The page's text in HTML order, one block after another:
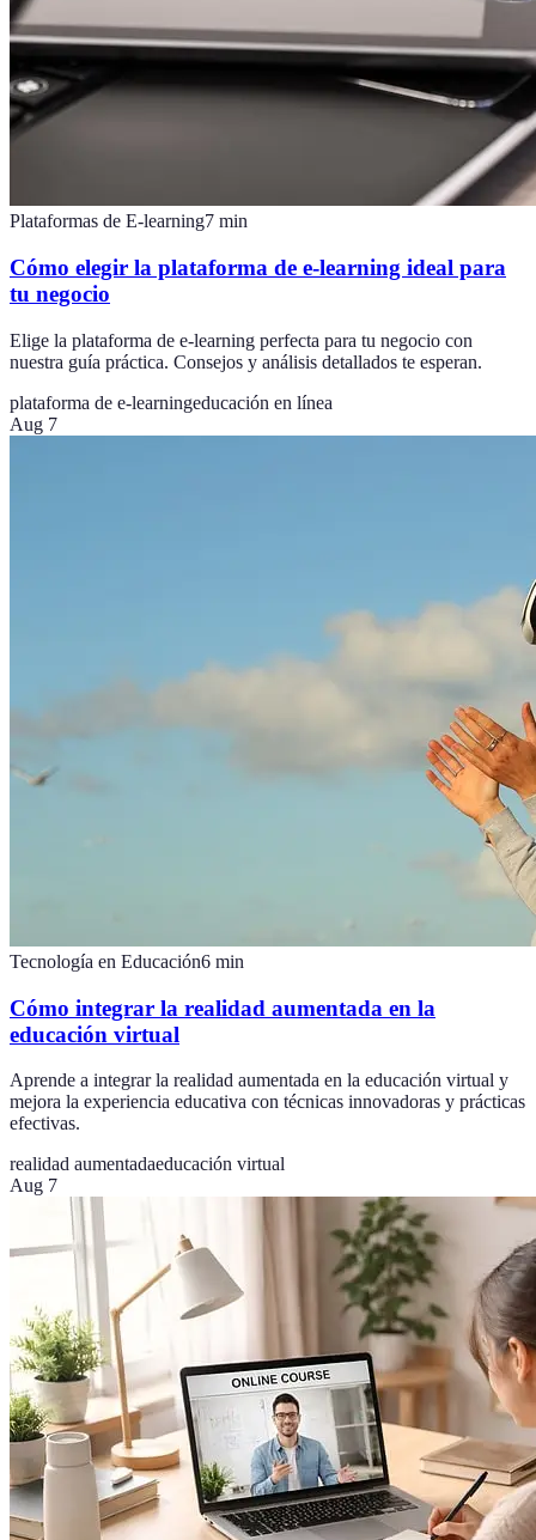
Plataformas de E-learning7 min
Cómo elegir la plataforma de e-learning ideal para
tu negocio
Elige la plataforma de e-learning perfecta para tu negocio con
nuestra guía práctica. Consejos y análisis detallados te esperan.
plataforma de e-learningeducación en línea
Aug 7
Tecnología en Educación6 min
Cómo integrar la realidad aumentada en la
educación virtual
Aprende a integrar la realidad aumentada en la educación virtual y
mejora la experiencia educativa con técnicas innovadoras y prácticas
efectivas.
realidad aumentadaeducación virtual
Aug 7